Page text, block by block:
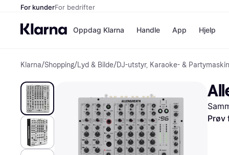
For kunderFor bedrifter
Oppdag Klarna
Betal nå
Betal i 3
Betal innen
Finansiering
Handle
Butikker
App Hjelp
Klarna/Shopping/Lyd & Bilde/DJ-utstyr, Karaoke- &
Prøv